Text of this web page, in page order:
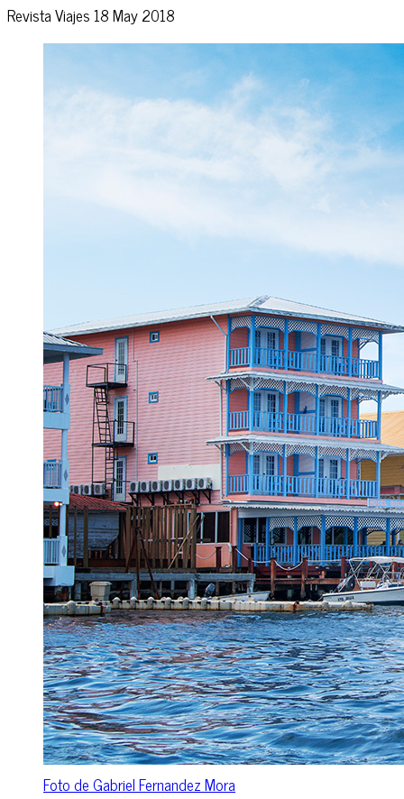
Revista Viajes18 May 2018
Foto de Gabriel Fernandez Mora